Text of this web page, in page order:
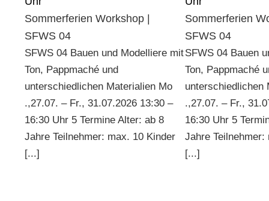
Sommerferien Workshop |
SFWS 04
SFWS 04 Bauen und Modelliere mit
Ton, Pappmaché und
unterschiedlichen Materialien Mo
.,27.07. – Fr., 31.07.2026 13:30 –
16:30 Uhr 5 Termine Alter: ab 8
Jahre Teilnehmer: max. 10 Kinder
[...]
Sommerferien
SFWS 04
SFWS 04 Bauen
Ton, Pappmaché
unterschiedlichen
.,27.07. – Fr.,
16:30 Uhr 5
Jahre
[...]